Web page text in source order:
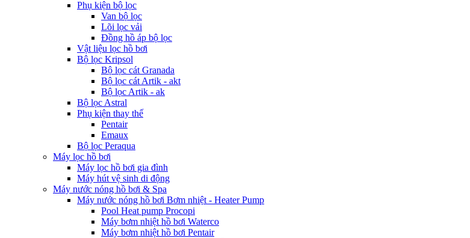
Phụ kiện bộ lọc
Van bộ lọc
Lõi lọc vải
Đồng hồ áp bộ lọc
Vật liệu lọc hồ bơi
Bộ lọc Kripsol
Bộ lọc cát Granada
Bộ lọc cát Artik - akt
Bộ lọc Artik - ak
Bộ lọc Astral
Phụ kiện thay thế
Pentair
Emaux
Bộ lọc Peraqua
Máy lọc hồ bơi
Máy lọc hồ bơi gia đình
Máy hút vệ sinh di động
Máy nước nóng hồ bơi & Spa
Máy nước nóng hồ bơi Bơm nhiệt - Heater Pump
Pool Heat pump Procopi
Máy bơm nhiệt hồ bơi Waterco
Máy bơm nhiệt hồ bơi Pentair